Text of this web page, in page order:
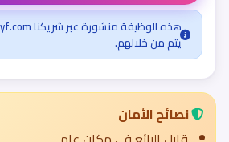
يتم من خلالهم.
نصائح الأمان